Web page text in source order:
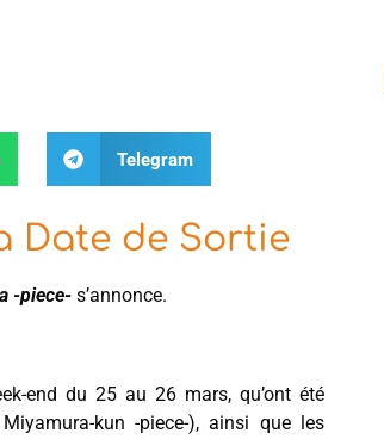
Telegram
Date de Sortie
-piece- s’annonce.
end du 25 au 26 mars, qu’ont été
kun -piece-), ainsi que les